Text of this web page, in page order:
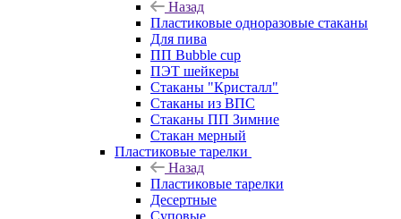
Назад
Пластиковые одноразовые стаканы
Для пива
ПП Bubble cup
ПЭТ шейкеры
Стаканы "Кристалл"
Стаканы из ВПС
Стаканы ПП Зимние
Стакан мерный
Пластиковые тарелки
Назад
Пластиковые тарелки
Десертные
Суповые